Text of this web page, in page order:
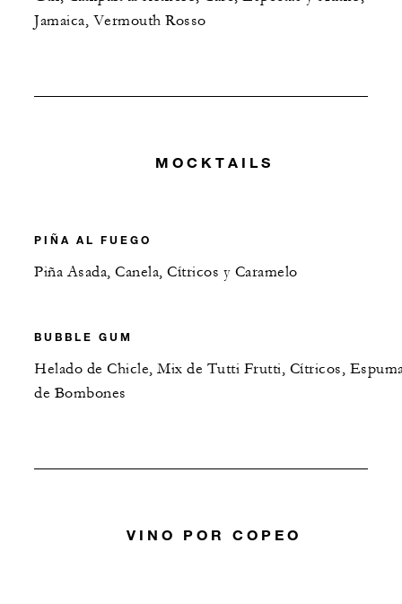
Jamaica, Vermouth Rosso
MOCKTAILS
PIÑA AL FUEGO
Piña Asada, Canela, Cítricos y Caramelo
BUBBLE GUM
Helado de Chicle, Mix de Tutti Frutti, Cítricos,
de Bombones
VINO POR COPEO